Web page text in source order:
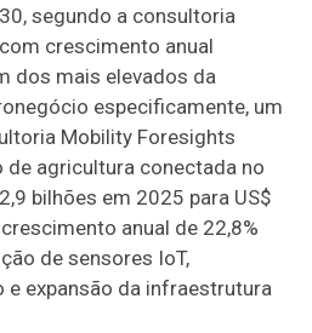
segundo a consultoria
crescimento anual
dos mais elevados da
especificamente, um
Mobility Foresights
agricultura conectada no
bilhões em 2025 para US$
anual de 22,8%
de sensores IoT,
expansão da infraestrutura